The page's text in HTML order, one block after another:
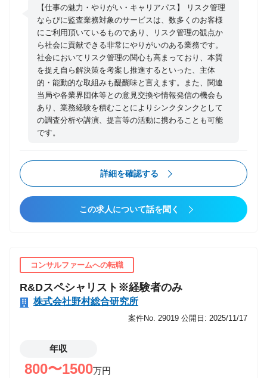
スの仕組みの全体像を描き、それを多面的に実現要素
に分解し、整合をとって具体化 ●プロジェクトローン
チ後のマーケティング支援活動 ローンチ後の事業・
サービスの状況を把握し、その成長・運営効率化の両
面で課題設定・解決を支援する 【携わるビジネス・サ
ービス・テーマ】 ○NRIデジタルのホームページも併
せてご覧ください。 http://www.nri-digital.jp/ ※この
職種は、NRIグループの一員であるNRIデジタルに出
向していただく形になりますが、野村総合研究所と同
のスペシャリストとして、ＩＴ基盤サービス関連部署
と協力しながら、システムリスク管理態勢を整備・推
進、ならびに内部監査・外部監査の推進する業務全般
のリーダ役を期待する。 【具体的な職務内容】 ・外
的環境変化を踏まえた新たなリスクの調査分析 ・シス
テム管理規程の策定・更新と定着化 ・当局やお客様・
事業部門からのお問い合わせ対応 ・サービスの保証報
告書発行および内部監査
【仕事の魅力・やりがい・キャリアパス】 リスク管理
ならびに監査業務対象のサービスは、数多くのお客様
にご利用頂いているものであり、リスク管理の観点か
ら社会に貢献できる非常にやりがいのある業務です。
社会においてリスク管理の関心も高まっており、本質
を捉え自ら解決策を考案し推進するといった、主体
的・能動的な取組みも醍醐味と言えます。また、関連
当局や各業界団体等との意見交換や情報発信の機会も
あり、業務経験を積むことによりシンクタンクとして
の調査分析や講演、提言等の活動に携わることも可能
です。
詳細を確認する
この求人について話を聞く
コンサルファームへの転職
R&Dスペシャリスト※経験者のみ
株式会社野村総合研究所
案件No. 29019 公開日: 2025/11/17
年収
800〜1500万円